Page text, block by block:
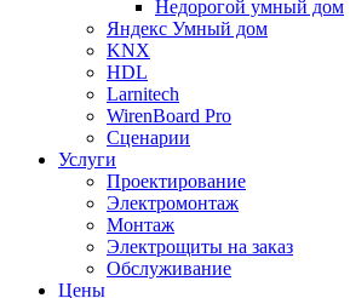
Недорогой умный дом
Яндекс Умный дом
KNX
HDL
Larnitech
WirenBoard Pro
Сценарии
Услуги
Проектирование
Электромонтаж
Монтаж
Электрощиты на заказ
Обслуживание
Цены